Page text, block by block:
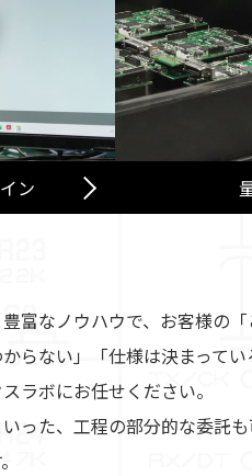
ン
富なノウハウで、お客様の「
らない」「仕様は決まってい
ラボにお任せください。
った、工程の部分的な委託